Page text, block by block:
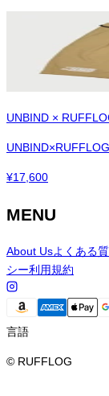
UNBIND ×
¥17,600
MENU
About Usよくある
シー利用規約
言語
© RUFFLOG